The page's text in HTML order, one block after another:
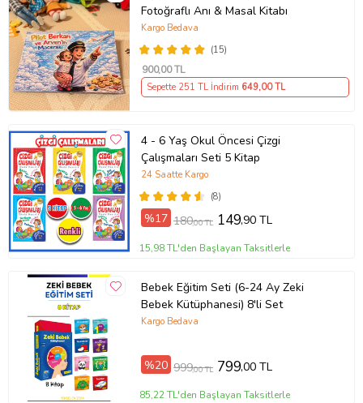
Tanıtım Metni
Baskı Sayısı 1. Baskı
Baskı Tarihi 2019
Çevirmen
Nicoletta Costa
Cilt Tipi
Ciltsiz
Kağıt Cinsi
2. Hamur
Sayfa Sayısı 40
Yayın Dili
Türkçe
Nicoletta Costa
Fotoğraflı Anı & Masal Kitabı
(15)
Kargo Bedava
900,00 TL
Sepette 251 TL İndirim 649,00 TL
4 - 6 Yaş Okul Öncesi Çizgi
Çalışmaları Seti 5 Kitap
(8)
24 Saatte Kargo
%17 180,00 TL 149,90 TL
15,98 TL'den Başlayan Taksitlerle
Bebek Eğitim Seti (6-24 Ay Zeki
Bebek Kütüphanesi) 8'li Set
Kargo Bedava
%20 999,00 TL 799,00 TL
85,22 TL'den Başlayan Taksitlerle